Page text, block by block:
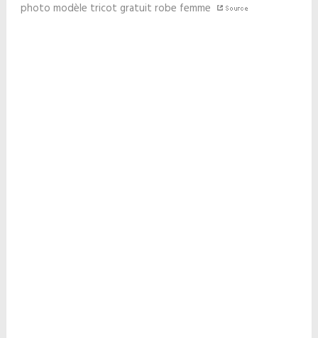
photo modèle tricot gratuit robe femme